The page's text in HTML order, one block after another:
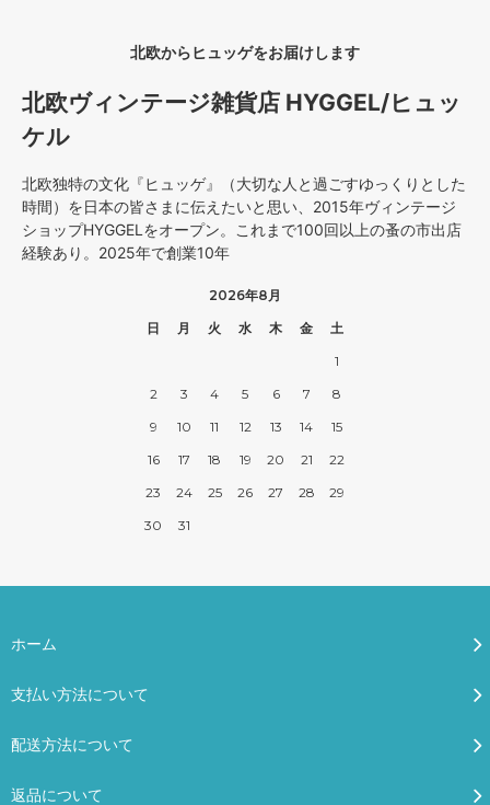
北欧からヒュッゲをお届けします
北欧ヴィンテージ雑貨店 HYGGEL/ヒュッ
ケル
北欧独特の文化『ヒュッゲ』（大切な人と過ごすゆっくりとした
時間）を日本の皆さまに伝えたいと思い、2015年ヴィンテージ
ショップHYGGELをオープン。これまで100回以上の蚤の市出店
経験あり。2025年で創業10年
2026年8月
日
月 火 水 木 金
土
1
2
3 4 5 6 7
8
9
10 11 12 13 14
15
16
17 18 19 20 21
22
23
24 25 26 27 28
29
30
31
ホーム
支払い方法について
配送方法について
返品について